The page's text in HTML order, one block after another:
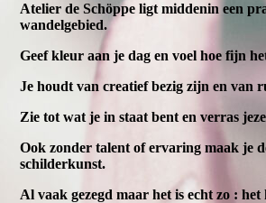
Atelier de Schöppe ligt middenin een
wandelgebied.
Geef kleur aan je dag en voel hoe fijn
Je houdt van creatief bezig zijn en van
Zie tot wat je in staat bent en verras
Ook zonder talent of ervaring maak je
schilderkunst.
Al vaak gezegd maar het is echt zo : het